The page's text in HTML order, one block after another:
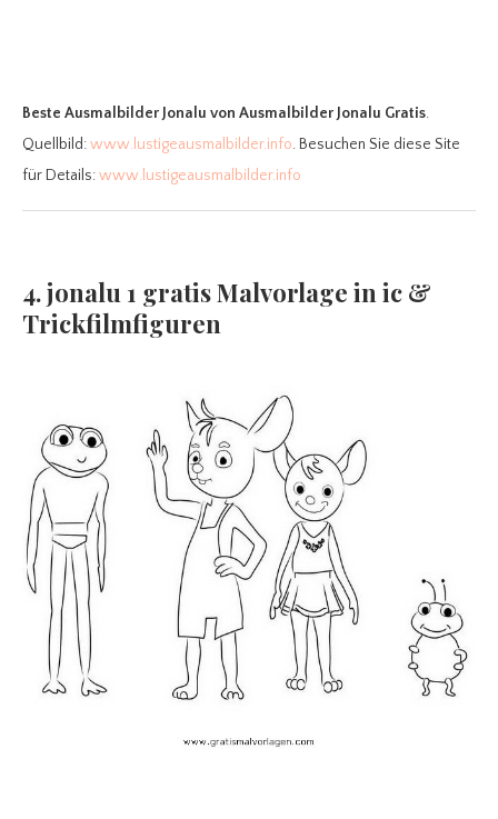
Beste Ausmalbilder Jonalu von Ausmalbilder Jonalu Gratis.
Quellbild:www.lustigeausmalbilder.info. Besuchen Sie diese Site
für Details:www.lustigeausmalbilder.info
4. jonalu 1 gratis Malvorlage in ic &
Trickfilmfiguren